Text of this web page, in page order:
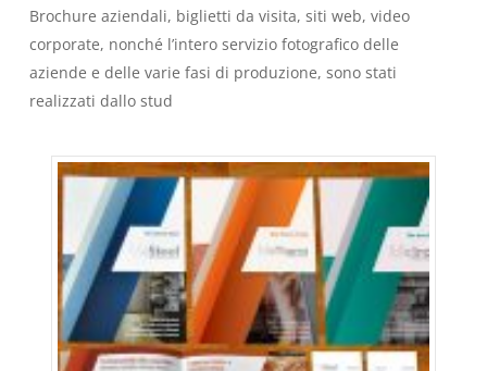
Brochure aziendali, biglietti da visita, siti web, video
corporate, nonché l’intero servizio fotografico delle
aziende e delle varie fasi di produzione, sono stati
realizzati dallo stud